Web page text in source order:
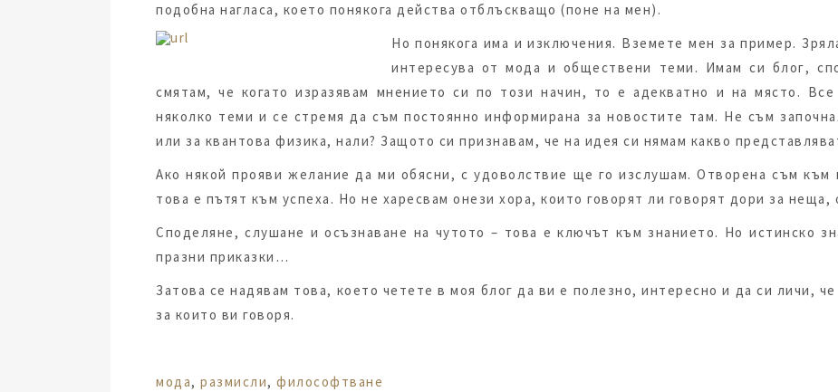
подобна нагласа, което понякога действа отблъскващо (поне на мен).
Но понякога има и изключения. Вземете мен за пример.
интересува от мода и обществени теми. Имам си блог,
смятам, че когато изразявам мнението си по този начин, то е адекватно и на място.
няколко теми и се стремя да съм постоянно информирана за новостите там. Не съм
или за квантова физика, нали? Защото си признавам, че на идея си нямам какво
Ако някой прояви желание да ми обясни, с удоволствие ще го изслушам. Отворена съм към
това е пътят към успеха. Но не харесвам онези хора, които говорят ли говорят дори за неща,
Споделяне, слушане и осъзнаване на чутото – това е ключът към знанието. Но истинско
празни приказки…
Затова се надявам това, което четете в моя блог да ви е полезно, интересно и да си личи,
за които ви говоря.
Tags:
мода, размисли, философтване